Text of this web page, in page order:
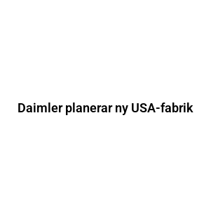
Daimler planerar ny USA-fabrik